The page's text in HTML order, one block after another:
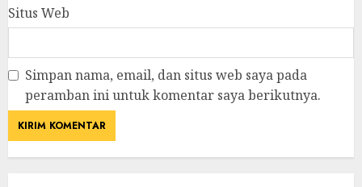
Situs Web
Simpan nama, email, dan situs web saya pada
peramban ini untuk komentar saya berikutnya.